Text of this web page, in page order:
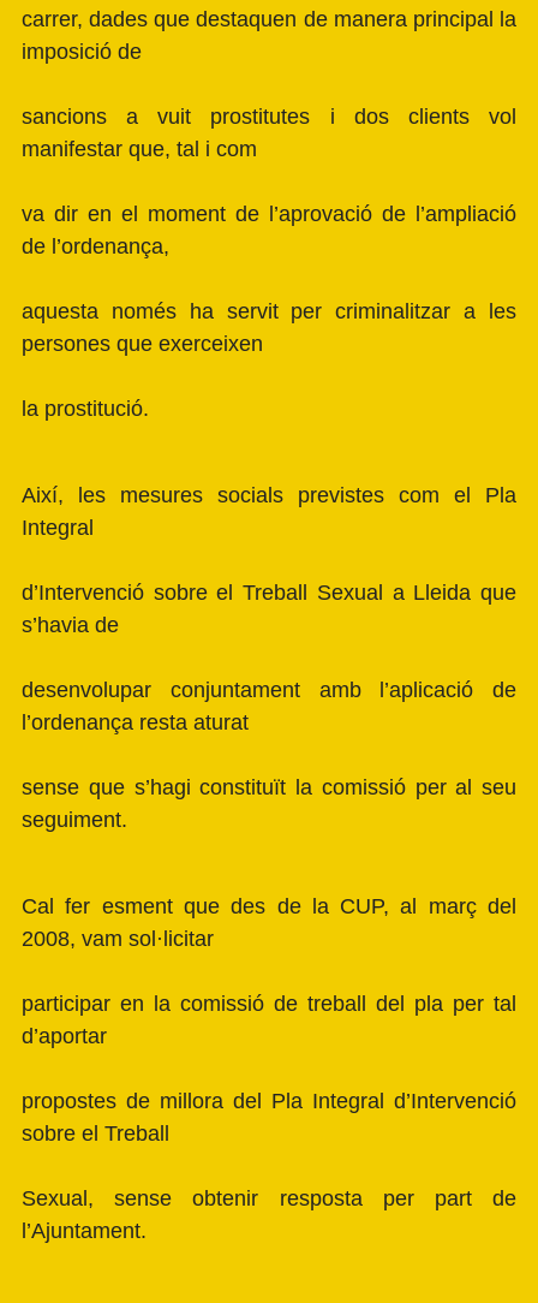
carrer, dades que destaquen de manera principal la
imposició de
sancions a vuit prostitutes i dos clients vol
manifestar que, tal i com
va dir en el moment de l’aprovació de l’ampliació
de l’ordenança,
aquesta només ha servit per criminalitzar a les
persones que exerceixen
la prostitució.
Així, les mesures socials previstes com el Pla
Integral
d’Intervenció sobre el Treball Sexual a Lleida que
s’havia de
desenvolupar conjuntament amb l’aplicació de
l’ordenança resta aturat
sense que s’hagi constituït la comissió per al seu
seguiment.
Cal fer esment que des de la CUP, al març del
2008, vam sol·licitar
participar en la comissió de treball del pla per tal
d’aportar
propostes de millora del Pla Integral d’Intervenció
sobre el Treball
Sexual, sense obtenir resposta per part de
l’Ajuntament.